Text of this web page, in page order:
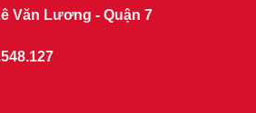
Văn Lương - Quận 7